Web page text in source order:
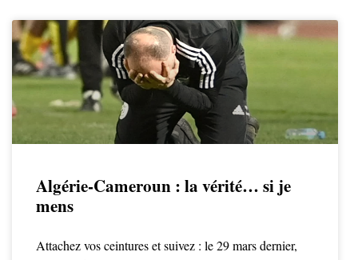
Algérie-Cameroun : la vérité… si je
mens
Attachez vos ceintures et suivez : le 29 mars dernier,